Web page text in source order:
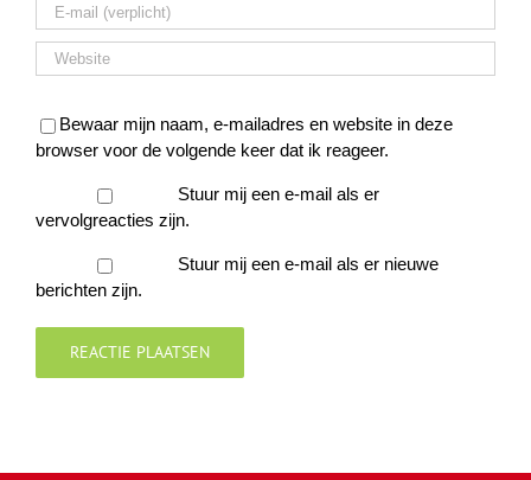
Bewaar mijn naam, e-mailadres en website in deze
browser voor de volgende keer dat ik reageer.
Stuur mij een e-mail als er
vervolgreacties zijn.
Stuur mij een e-mail als er nieuwe
berichten zijn.